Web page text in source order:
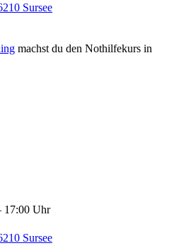
Sursee
machst du den Nothilfekurs in
17:00 Uhr
Sursee